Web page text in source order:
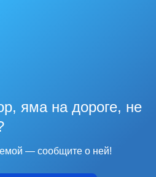
яма на дороге, не
— сообщите о ней!